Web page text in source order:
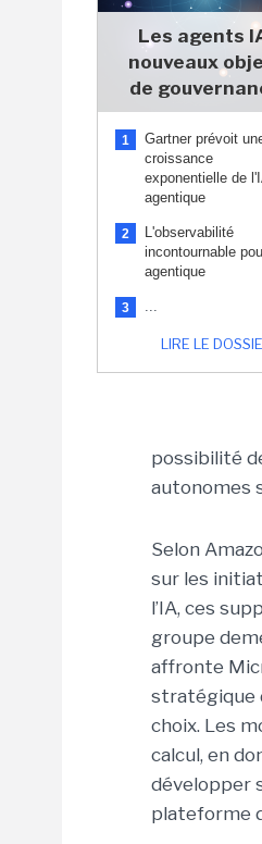
Les agents
nouveaux
de
1
Gartner prévoit
croissance
exponentielle de
agentique
2
L'observabilité
incontournable
agentique
3 ...
LIRE LE
possibilité
autonomes
Selon
sur les
l’IA, ces
groupe
affronte
stratégique
choix. Les
calcul, en
développer
plateforme